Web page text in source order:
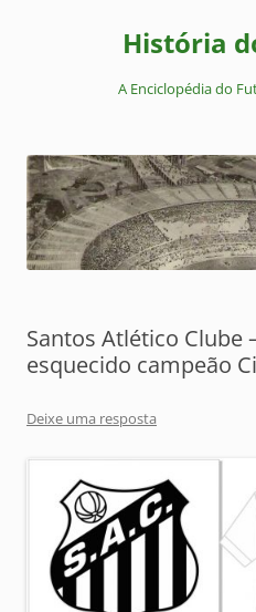
História
A Enciclopédia do
Santos Atlético Clube
esquecido campeão
Deixe uma resposta